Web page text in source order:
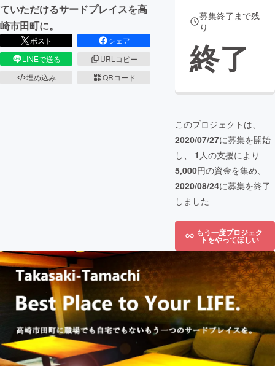
ていただけるサードプレイスを高
崎市田町に。
ポスト
シェア
LINEで送る
URLコピー
埋め込み
QRコード
募集終了まで残
り
終了
このプロジェクトは、
2020/07/27に募集を開始
し、 1 人の支援により
5,000円の資金を集め、
2020/08/24に募集を終了
しました
もう一度プロジェク
トをやってほしい